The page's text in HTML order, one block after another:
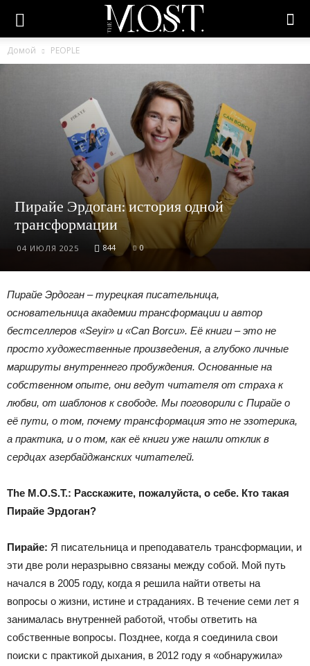
Домой PEOPLE
Пирайе Эрдоган: история одной
трансформации
04 ИЮЛЯ 2025 844 0
Пирайе Эрдоган – турецкая писательница,
основательница академии трансформации и автор
бестселлеров «Seyir» и «Can Borcu». Её книги – это не
просто художественные произведения, а глубоко личные
маршруты внутреннего пробуждения. Основанные на
собственном опыте, они ведут читателя от страха к
любви, от шаблонов к свободе. Мы поговорили с Пирайе о
её пути, о том, почему трансформация это не эзотерика,
а практика, и о том, как её книги уже нашли отклик в
сердцах азербайджанских читателей.
The M.O.S.T.: Расскажите, пожалуйста, о себе. Кто такая
Пирайе Эрдоган?
Пирайе: Я писательница и преподаватель трансформации, и
эти две роли неразрывно связаны между собой. Мой путь
начался в 2005 году, когда я решила найти ответы на
вопросы о жизни, истине и страданиях. В течение семи лет я
занималась внутренней работой, чтобы ответить на
собственные вопросы. Позднее, когда я соединила свои
поиски с практикой дыхания, в 2012 году я «обнаружила»